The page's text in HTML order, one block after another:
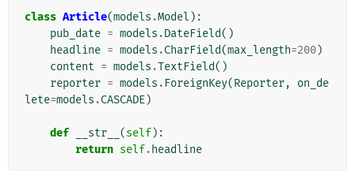
class Article(models .Model ):
pub_date = models .DateField()
headline = models .CharField(max_length=200)
content = models .TextField()
reporter = models . ForeignKey(Reporter,
on_de
lete=models .CASCADE)
def __str__ (self):
return self. headline